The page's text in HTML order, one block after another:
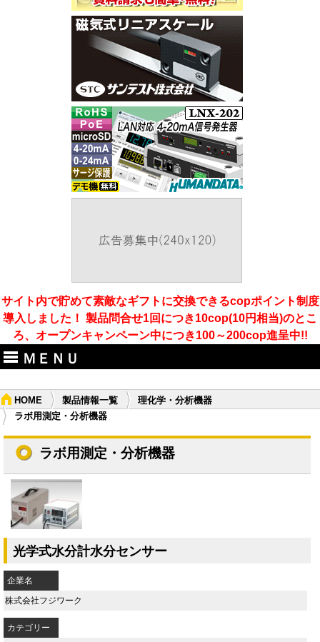
サイト内で貯めて素敵なギフトに交換できるcopポイント制度
導入しました！ 製品問合せ1回につき10cop(10円相当)のとこ
ろ、オープンキャンペーン中につき100～200cop進呈中!!
ＭＥＮＵ
HOME 製品情報一覧
理化学・分析機器
ラボ用測定・分析機器
ラボ用測定・分析機器
光学式水分計水分センサー
企業名
株式会社フジワーク
カテゴリー